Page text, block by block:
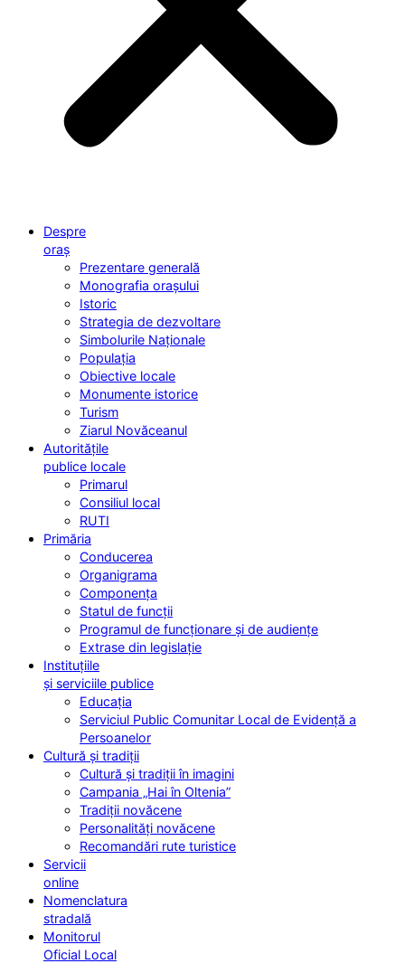
Despre
oraș
Prezentare generală
Monografia orașului
Istoric
Strategia de dezvoltare
Simbolurile Naționale
Populația
Obiective locale
Monumente istorice
Turism
Ziarul Novăceanul
Autoritățile
publice locale
Primarul
Consiliul local
RUTI
Primăria
Conducerea
Organigrama
Componența
Statul de funcții
Programul de funcționare și de audiențe
Extrase din legislație
Instituțiile
și serviciile publice
Educația
Serviciul Public Comunitar Local de Evidență a
Persoanelor
Cultură și tradiții
Cultură și tradiții în imagini
Campania „Hai în Oltenia”
Tradiții novăcene
Personalități novăcene
Recomandări rute turistice
Servicii
online
Nomenclatura
stradală
Monitorul
Oficial Local